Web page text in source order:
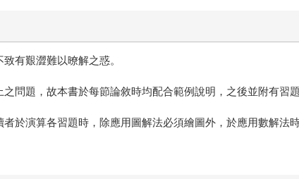
有艱澀難以暸解之惑。
問題，故本書於每節論敘時均配合範例說明，之後並附有習
於演算各習題時，除應用圖解法必須繪圖外，於應用數解法